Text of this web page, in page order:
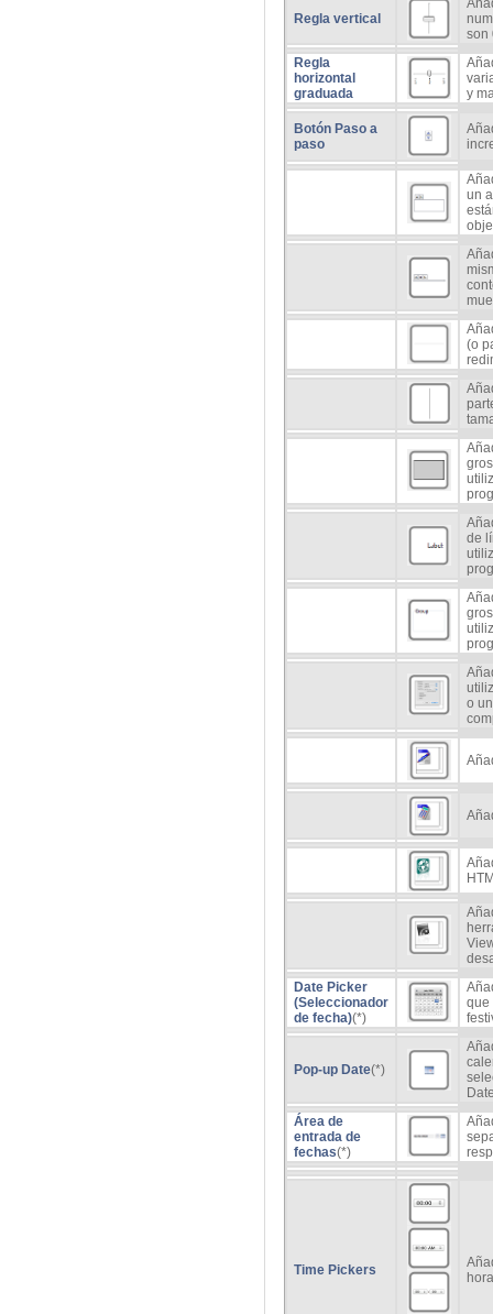
Regla vertical
son
Regla
horizontal
graduada
y
Botón Paso a
paso
un
(o
de
o
Date Picker
(Seleccionador
de fecha)(*)
que
Pop-up Date(*)
Área de
entrada de
fechas(*)
Time Pickers